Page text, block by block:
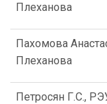
Плеханова
Пахомова
Плеханова
Петросян Г.С.,